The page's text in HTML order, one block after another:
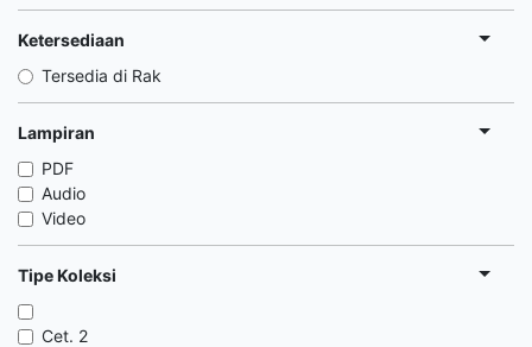
Ketersediaan
Tersedia di Rak
Lampiran
PDF
Audio
Video
Tipe Koleksi
Cet. 2